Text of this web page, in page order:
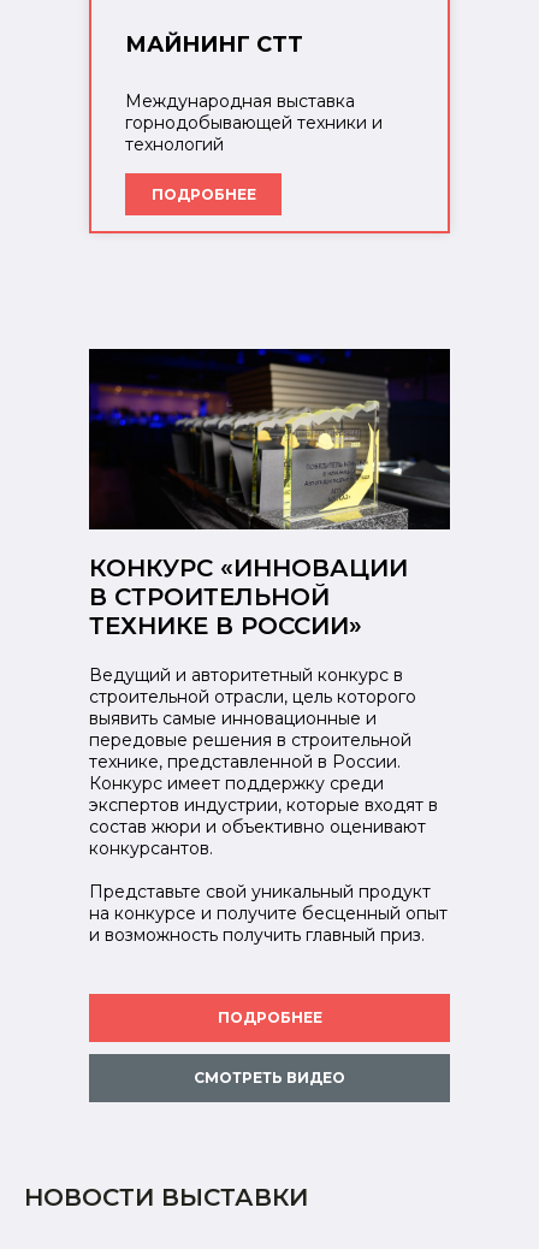
МАЙНИНГ СТТ
Международная выставка
горнодобывающей техники и
технологий
ПОДРОБНЕЕ
Ведущий и авторитетный конкурс в
строительной отрасли, цель которого
выявить самые инновационные и
передовые решения в строительной
технике, представленной в России.
Конкурс имеет поддержку среди
экспертов индустрии, которые входят в
состав жюри и объективно оценивают
конкурсантов.
Представьте свой уникальный продукт
на конкурсе и получите бесценный опыт
и возможность получить главный приз.
ПОДРОБНЕЕ
КОНКУРС «ИННОВАЦИИ
В СТРОИТЕЛЬНОЙ
ТЕХНИКЕ В РОССИИ»
СМОТРЕТЬ ВИДЕО
НОВОСТИ ВЫСТАВКИ